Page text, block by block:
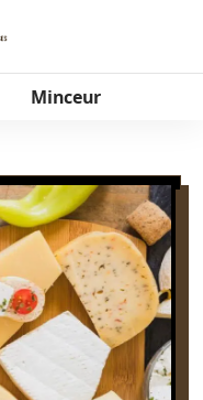
Minceur